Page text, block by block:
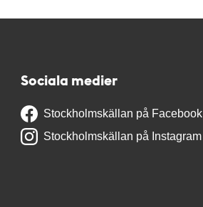
Sociala medier
Stockholmskällan på Facebook
Stockholmskällan på Instagram